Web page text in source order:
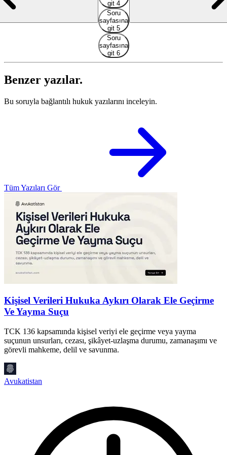
git 4
Soru
sayfasına
git 5
Soru
sayfasına
git 6
Benzer yazılar.
Bu soruyla bağlantılı hukuk yazılarını inceleyin.
Tüm Yazıları Gör
Kişisel Verileri Hukuka Aykırı Olarak Ele Geçirme
Ve Yayma Suçu
TCK 136 kapsamında kişisel veriyi ele geçirme veya yayma
suçunun unsurları, cezası, şikâyet-uzlaşma durumu, zamanaşımı ve
görevli mahkeme, delil ve savunma.
Avukatistan